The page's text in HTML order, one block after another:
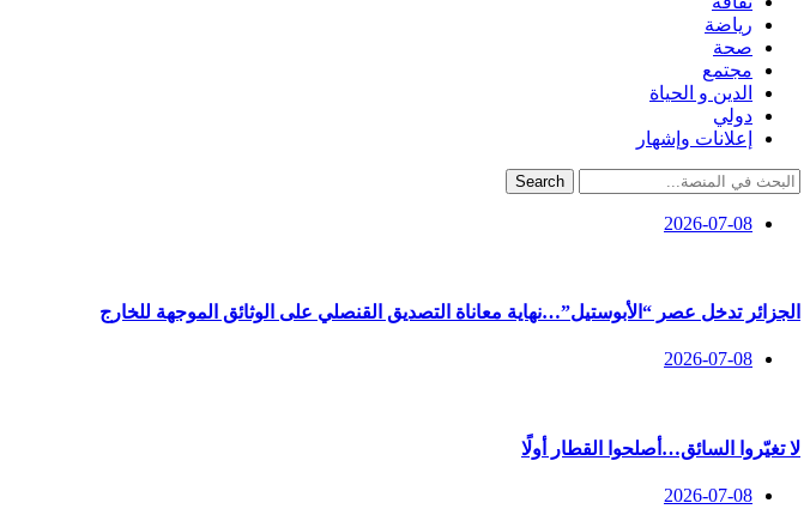
رياضة
صحة
مجتمع
الدين و الحياة
دولي
إعلانات وإشهار
Search
2026-07-08
الجزائر تدخل عصر “الأبوستيل”…نهاية معاناة التصديق القنصلي على الوثائق الموجهة للخارج
2026-07-08
لا تغيّروا السائق…أصلحوا القطار أولًا
2026-07-08